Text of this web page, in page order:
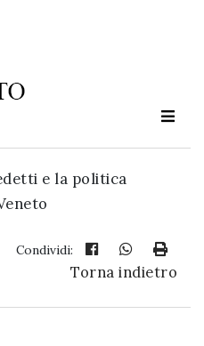
e la politica
Condividi:
Torna indietro